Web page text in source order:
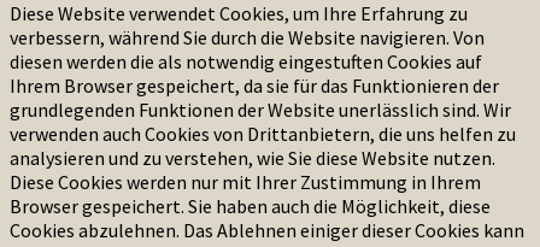
Diese Website verwendet Cookies, um Ihre Erfahrung zu
verbessern, während Sie durch die Website navigieren. Von
diesen werden die als notwendig eingestuften Cookies auf
Ihrem Browser gespeichert, da sie für das Funktionieren der
grundlegenden Funktionen der Website unerlässlich sind. Wir
verwenden auch Cookies von Drittanbietern, die uns helfen zu
analysieren und zu verstehen, wie Sie diese Website nutzen.
Diese Cookies werden nur mit Ihrer Zustimmung in Ihrem
Browser gespeichert. Sie haben auch die Möglichkeit, diese
Cookies abzulehnen. Das Ablehnen einiger dieser Cookies kann